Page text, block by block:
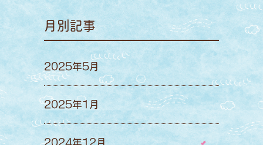
月別記事
2025年5月
2025年1月
2024年12月